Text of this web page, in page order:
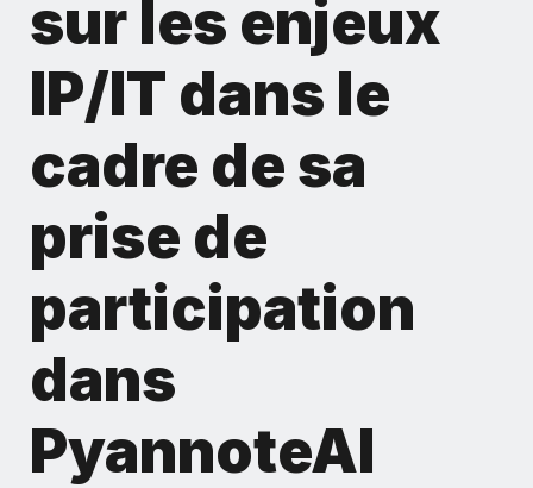
sur les enjeux
IP/IT dans le
cadre de sa
prise de
participation
dans
PyannoteAI